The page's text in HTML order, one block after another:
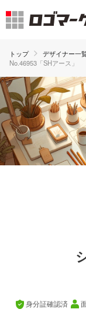
トップ デザイナー一
No.46953「SHアース」
身分証確認済